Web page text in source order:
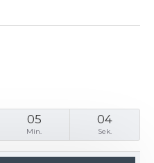
05
Min.
04
Sek.